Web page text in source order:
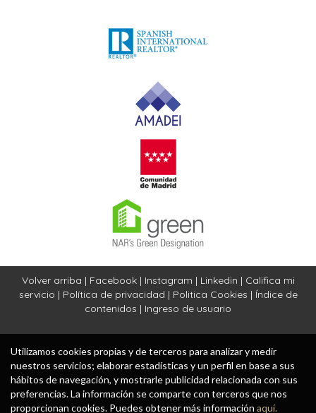
Volver arriba | Facebook| Instagram | Linkedin | Califica mi
servicio | Política de privacidad | Politica Cookies | Índice de
contenidos | Ingreso de usuario
Utilizamos cookies propias y de terceros para analizar y medir
nuestros servicios; elaborar estadísticas y un perfil en base a sus
hábitos de navegación, y mostrarle publicidad relacionada con sus
preferencias. La información se comparte con terceros que nos
proporcionan cookies. Puedes obtener más información aquí.